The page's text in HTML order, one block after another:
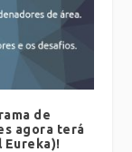
de
agora terá
Eureka)!